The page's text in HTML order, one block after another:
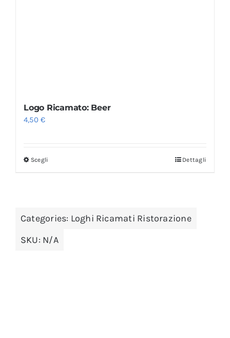
Logo Ricamato: Beer
4,50€
Scegli Dettagli
Categories: Loghi Ricamati Ristorazione
SKU: N/A